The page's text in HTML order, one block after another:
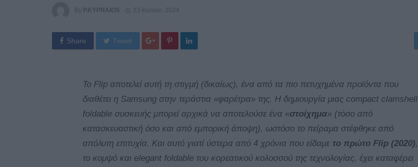
By P.KYPRAIOS 23 Ιουλίου, 2024
Share Tweet
To Flip αποτελεί αυτή τη στιγμή (δικαίως), ένα από τα πιο πετυχημένα προϊόντα που
διαθέτει η Samsung στην τεράστια «φαρέτρα» της. Η δημιουργία μιας compact clamshell
foldable συσκευής μπορεί αρχικά να αποτελούσε ένα «στοίχημα» (τόσο από
κατασκευαστική όσο και από εμπορική άποψη), ωστόσο το πείραμα στέφθηκε από
απόλυτη επιτυχία. Και αυτό γιατί ύστερα από 4 χρόνια που είδαμε το πρώτο Flip (2020),
το κομψό και elegant foldable του κορεατικού κολοσσού της τεχνολογίας, έχει καταφέρει